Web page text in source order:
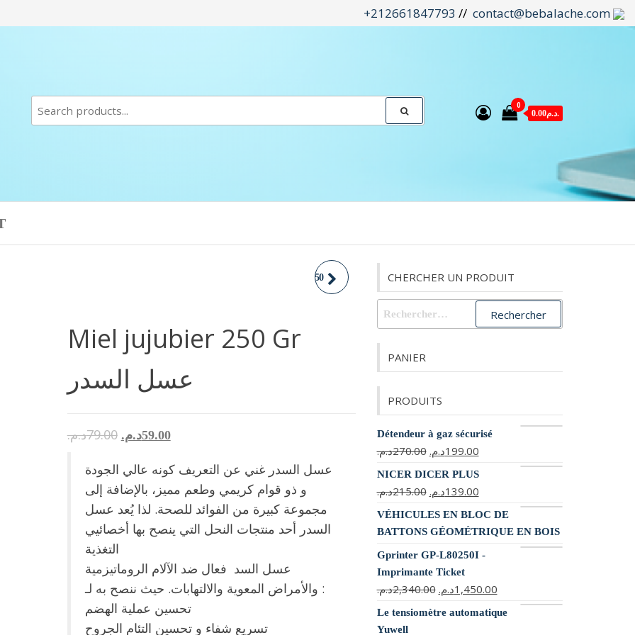
+212661847793 // contact@bebalache.com
0
0.00د.م.
MIEL EUCALYPTUS 250
Miel jujubier 250 Gr
عسل السدر
79.00د.م. 59.00د.م.
عسل السدر غني عن التعريف كونه عالي الجودة
و ذو قوام كريمي وطعم مميز، بالإضافة إلى
مجموعة كبيرة من الفوائد للصحة. لذا يُعد عسل
السدر أحد منتجات النحل التي ينصح بها أخصائيي
التغذية
عسل السد فعال ضد الآلام الروماتيزمية
والأمراض المعوية والالتهابات. حيث ننصح به لـ :
تحسين عملية الهضم
تسريع شفاء و تحسين التئام الجروح
CHERCHER UN PRODUIT
PANIER
PRODUITS
Détendeur à gaz sécurisé
270.00د.م. 199.00د.م.
NICER DICER PLUS
215.00د.م. 139.00د.م.
VÉHICULES EN BLOC DE
BATTONS GÉOMÉTRIQUE EN BOIS
Gprinter GP-L80250I -
Imprimante Ticket
2,340.00د.م. 1,450.00د.م.
Le tensiomètre automatique
Yuwell